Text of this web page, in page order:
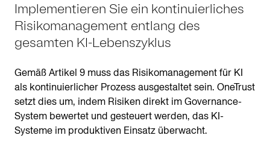
Implementieren Sie ein kontinuierliches
Risikomanagement entlang des
gesamten KI-Lebenszyklus
Gemäß Artikel 9 muss das Risikomanagement für KI
als kontinuierlicher Prozess ausgestaltet sein. OneTrust
setzt dies um, indem Risiken direkt im Governance-
System bewertet und gesteuert werden, das KI-
Systeme im produktiven Einsatz überwacht.